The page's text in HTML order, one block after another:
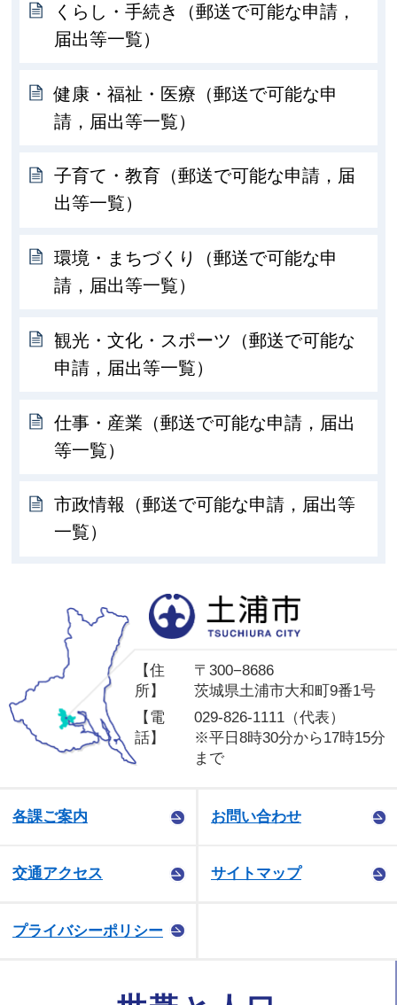
くらし・手続き（郵送で可能な申請，
届出等一覧）
健康・福祉・医療（郵送で可能な申
請，届出等一覧）
子育て・教育（郵送で可能な申請，届
出等一覧）
環境・まちづくり（郵送で可能な申
請，届出等一覧）
観光・文化・スポーツ（郵送で可能な
申請，届出等一覧）
仕事・産業（郵送で可能な申請，届出
等一覧）
市政情報（郵送で可能な申請，届出等
一覧）
【住
所】
〒300−8686
茨城県土浦市大和町9番1号
【電
話】
029-826-1111（代表）
※平日8時30分から17時15分
まで
各課ご案内 お問い合わせ
交通アクセス サイトマップ
プライバシーポリシー